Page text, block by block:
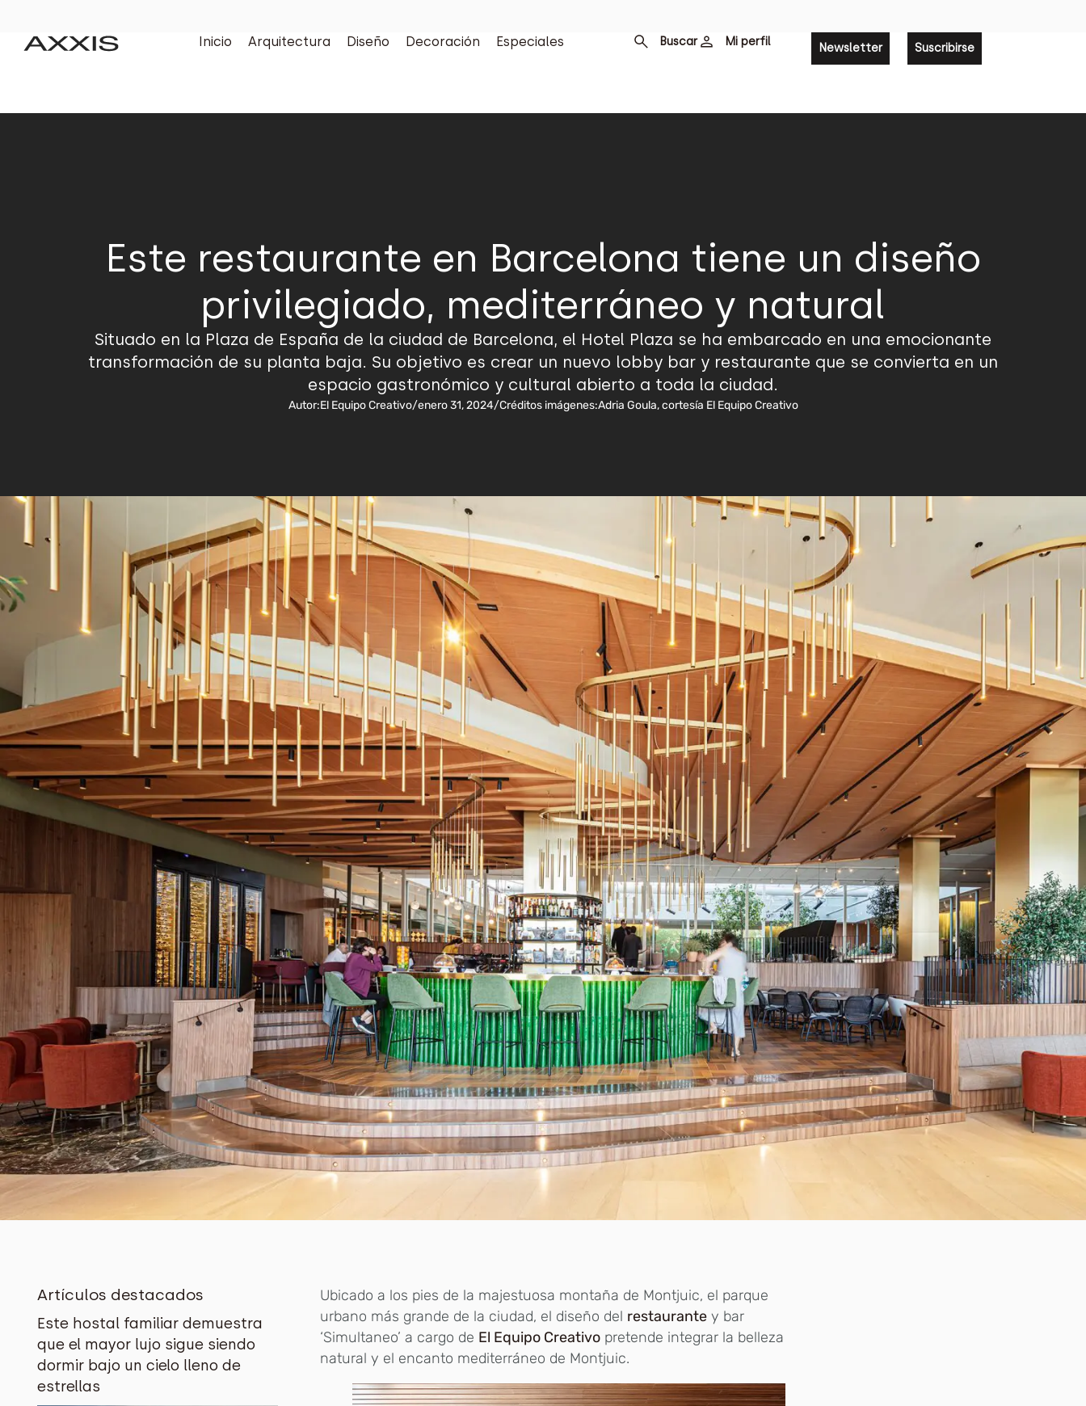
Inicio Arquitectura Diseño Decoración Especiales Buscar Mi perfil Newsletter Suscribirse
Este restaurante en Barcelona tiene un diseño
privilegiado, mediterráneo y natural
Situado en la Plaza de España de la ciudad de Barcelona, el Hotel Plaza se ha embarcado en una emocionante
transformación de su planta baja. Su objetivo es crear un nuevo lobby bar y restaurante que se convierta en un
espacio gastronómico y cultural abierto a toda la ciudad.
Autor:El Equipo Creativo/enero 31, 2024/Créditos imágenes:Adria Goula, cortesía El Equipo Creativo
Artículos destacados
Este hostal familiar demuestra
que el mayor lujo sigue siendo
dormir bajo un cielo lleno de
estrellas
Ubicado a los pies de la majestuosa montaña de Montjuic, el parque
urbano más grande de la ciudad, el diseño del restaurante y bar
‘Simultaneo’ a cargo de El Equipo Creativo pretende integrar la belleza
natural y el encanto mediterráneo de Montjuic.